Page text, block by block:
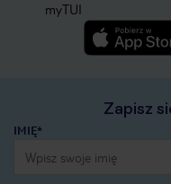
myTUI
Zapisz
IMIĘ*